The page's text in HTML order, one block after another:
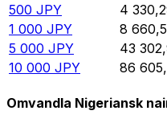
500 JPY 4
1 000 JPY 8
5 000 JPY 43
10 000 JPY 86
Omvandla Nigeriansk